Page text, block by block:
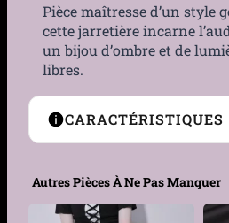
Pièce maîtresse d’un style
cette jarretière incarne
un bijou d’ombre et de
libres.
CARACTÉRISTIQUES
Position sur la
jambe
Autres Pièces À Ne Pas Manquer